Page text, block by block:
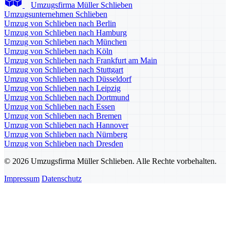
Umzugsfirma Müller Schlieben
Umzugsunternehmen Schlieben
Umzug von Schlieben nach Berlin
Umzug von Schlieben nach Hamburg
Umzug von Schlieben nach München
Umzug von Schlieben nach Köln
Umzug von Schlieben nach Frankfurt am Main
Umzug von Schlieben nach Stuttgart
Umzug von Schlieben nach Düsseldorf
Umzug von Schlieben nach Leipzig
Umzug von Schlieben nach Dortmund
Umzug von Schlieben nach Essen
Umzug von Schlieben nach Bremen
Umzug von Schlieben nach Hannover
Umzug von Schlieben nach Nürnberg
Umzug von Schlieben nach Dresden
© 2026 Umzugsfirma Müller Schlieben. Alle Rechte vorbehalten.
Impressum Datenschutz